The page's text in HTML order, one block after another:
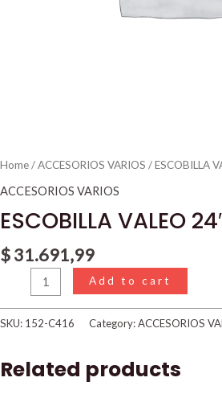
Home/ACCESORIOS VARIOS / ESCOBILLA
ACCESORIOS VARIOS
ESCOBILLA VALEO
$31.691,99
Add to cart
SKU: 152-C416 Category:ACCESORIOS
Related products